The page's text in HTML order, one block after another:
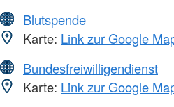
Blutspende
Karte: Link zur Google
Bundesfreiwilligendienst
Karte: Link zur Google